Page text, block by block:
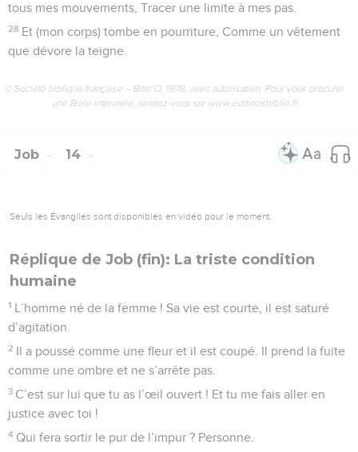
tous mes mouvements, Tracer une limite à mes pas.
28 Et (mon corps) tombe en pourriture, Comme un vêtement
que dévore la teigne.
© Société biblique française – Bibli’O, 1978, avec autorisation. Pour vous procurer
une Bible imprimée, rendez-vous sur www.editionsbiblio.fr
Job 14
Seuls les Évangiles sont disponibles en vidéo pour le moment.
Réplique de Job (fin): La triste condition
humaine
1 L’homme né de la femme ! Sa vie est courte, il est saturé
d’agitation.
2 Il a poussé comme une fleur et il est coupé. Il prend la fuite
comme une ombre et ne s’arrête pas.
3 C’est sur lui que tu as l’œil ouvert ! Et tu me fais aller en
justice avec toi !
4 Qui fera sortir le pur de l’impur ? Personne.